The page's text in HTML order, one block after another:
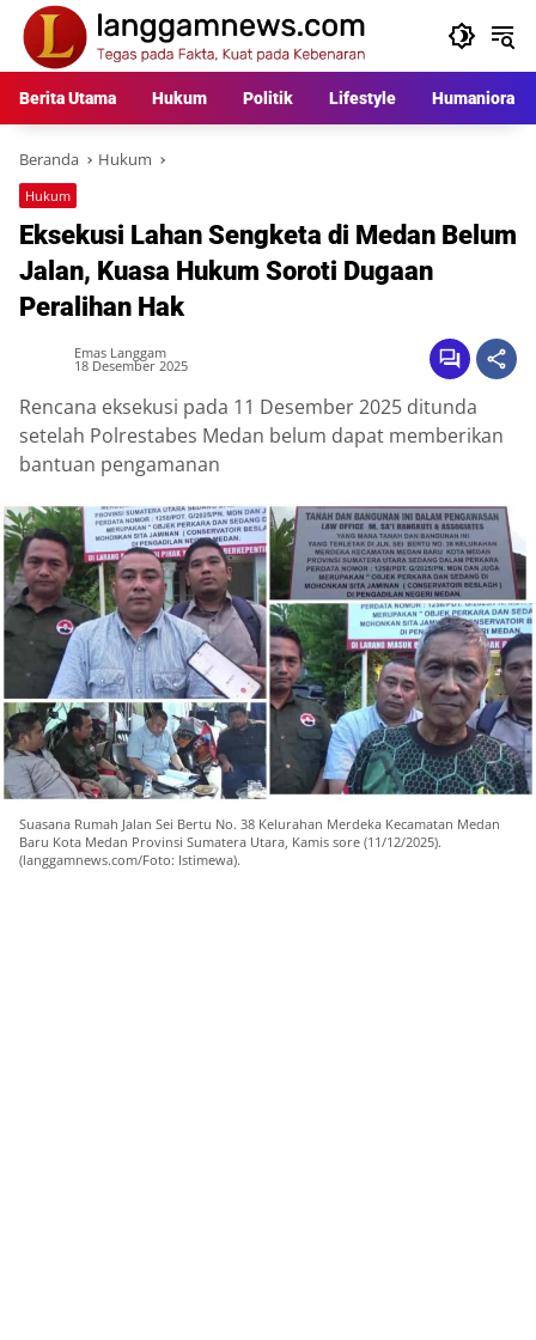
Langsung
konten
Berita Utama Hukum Politik Lifestyle Humaniora
Beranda Hukum
Hukum
Eksekusi Lahan Sengketa di Medan Belum
Jalan, Kuasa Hukum Soroti Dugaan
Peralihan Hak
Emas Langgam
18 Desember 2025
Rencana eksekusi pada 11 Desember 2025 ditunda
setelah Polrestabes Medan belum dapat memberikan
bantuan pengamanan
Suasana Rumah Jalan Sei Bertu No. 38 Kelurahan Merdeka Kecamatan Medan
Baru Kota Medan Provinsi Sumatera Utara, Kamis sore (11/12/2025).
(langgamnews.com/Foto: Istimewa).